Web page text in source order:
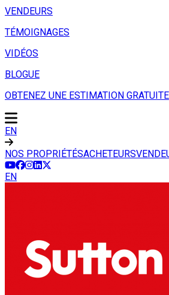
VENDEURS
TÉMOIGNAGES
VIDÉOS
BLOGUE
OBTENEZ UNE ESTIMATION GRATUITE
EN
NOS PROPRIÉTÉSACHETEURS
EN